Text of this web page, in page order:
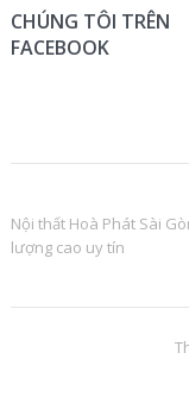
CHÚNG TÔI TRÊN
FACEBOOK
Nội thất Hoà Phát Sài
lượng cao uy tín